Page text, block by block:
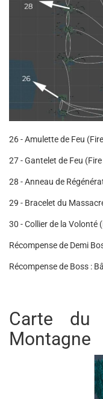
26 - Amulette de Feu
27 - Gantelet de Feu
28 - Anneau de
29 - Bracelet du
30 - Collier de la Volonté
Récompense de Demi
Récompense de Boss :
Carte du
Montagne